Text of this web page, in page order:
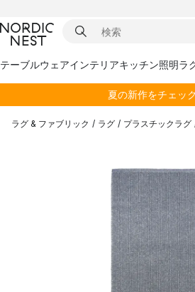
テーブルウェアインテリアキッチン照明ラ
夏の新作をチェック
ラグ & ファブリック / ラグ / プラスチックラグ